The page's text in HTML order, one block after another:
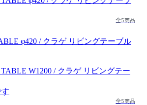
全5商品
φ420 / クラゲ リビングテーブル
全5商品